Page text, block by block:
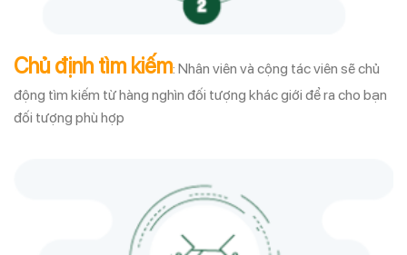
Chủ định tìm kiếm: Nhân viên và cộng tác viên sẽ chủ
động tìm kiếm từ hàng nghìn đối tượng khác giới để ra cho bạn
đối tượng phù hợp